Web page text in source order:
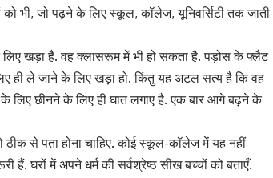
भी, जो पढ़ने के लिए स्कूल, कॉलेज, यूनिवर्सिटी तक जाती
खड़ा है. वह क्लासरूम में भी हो सकता है. पड़ोस के फ्लैट
ही ले जाने के लिए खड़ा हो. किंतु यह अटल सत्य है कि वह
लिए छीनने के लिए ही घात लगाए है. एक बार आगे बढ़ने के
से पता होना चाहिए. कोई स्कूल-कॉलेज में यह नहीं
हैं. घरों में अपने धर्म की सर्वश्रेष्ठ सीख बच्चों को बताएँ.